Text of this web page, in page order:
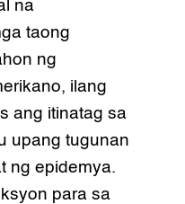
na
taong
ng
ilang
ang itinatag sa
upang tugunan
ng epidemya.
para sa